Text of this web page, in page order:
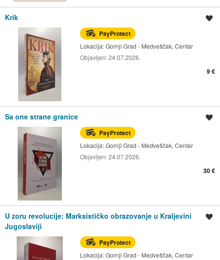
Krik
PayProtect
Lokacija:Gornji Grad - Medveščak, Centar
Objavljen:24.07.2026.
9 €
Sa one strane granice
PayProtect
Lokacija:Gornji Grad - Medveščak, Centar
Objavljen:24.07.2026.
30 €
U zoru revolucije: Marksističko obrazovanje u Kraljevini
Jugoslaviji
PayProtect
Lokacija:Gornji Grad - Medveščak, Centar